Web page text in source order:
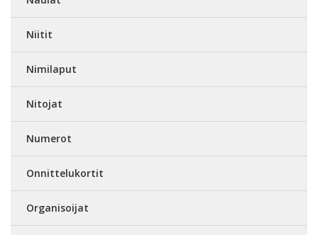
Niitit
Nimilaput
Nitojat
Numerot
Onnittelukortit
Organisoijat